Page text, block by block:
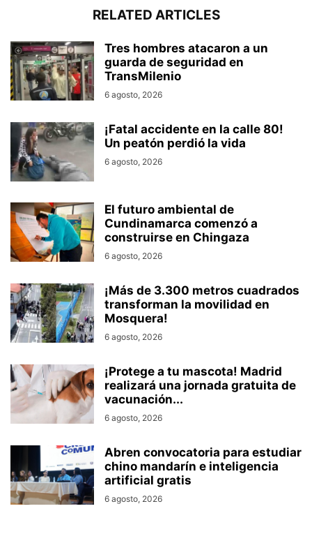
RELATED ARTICLES
Tres hombres atacaron a un
guarda de seguridad en
TransMilenio
6 agosto, 2026
¡Fatal accidente en la calle 80!
Un peatón perdió la vida
6 agosto, 2026
El futuro ambiental de
Cundinamarca comenzó a
construirse en Chingaza
6 agosto, 2026
¡Más de 3.300 metros cuadrados
transforman la movilidad en
Mosquera!
6 agosto, 2026
¡Protege a tu mascota! Madrid
realizará una jornada gratuita de
vacunación...
6 agosto, 2026
Abren convocatoria para estudiar
chino mandarín e inteligencia
artificial gratis
6 agosto, 2026